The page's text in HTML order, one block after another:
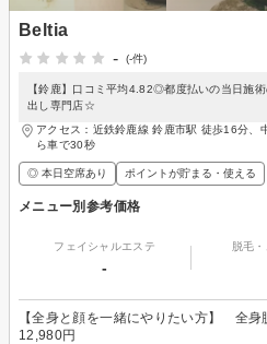
Beltia
-
(-件)
【鈴鹿】口コミ平均4.82◎都度払いの当日施
出し専門店☆
アクセス：近鉄鈴鹿線 鈴鹿市駅 徒歩16分、
ら車で30秒
◎ 本日空席あり ポイントが貯まる・使える
メニュー別参考価格
フェイシャルエステ
-
脱毛
【全身と顔を一緒にやりたい方】 全
12,980円